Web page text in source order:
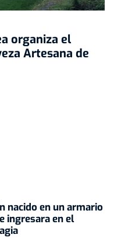
organiza el
Artesana de
nacido en un armario
ingresara en el